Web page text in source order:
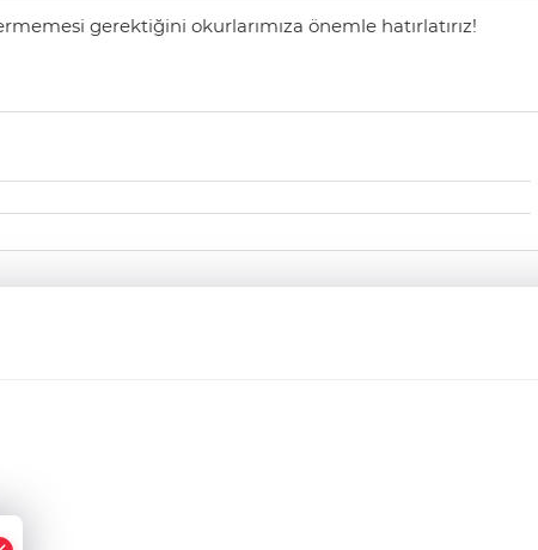
gerektiğini okurlarımıza önemle hatırlatırız!